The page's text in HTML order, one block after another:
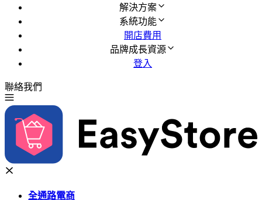
解決方案
系統功能
開店費用
品牌成長資源
登入
聯絡我們
全通路電商